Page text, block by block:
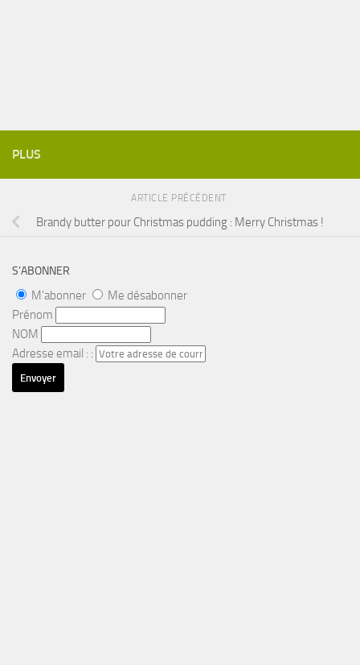
PLUS
ARTICLE PRÉCÉDENT
Brandy butter pour Christmas pudding : Merry Christmas !
S’ABONNER
M'abonner
Me désabonner
Prénom
NOM
Adresse email : :